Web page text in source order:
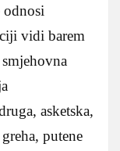
odnosi
vidi barem
asketska,
putene